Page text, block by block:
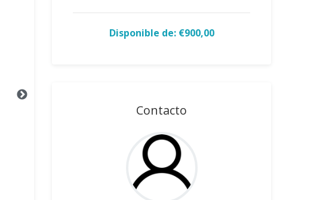
Disponible de: €900,00
Contacto